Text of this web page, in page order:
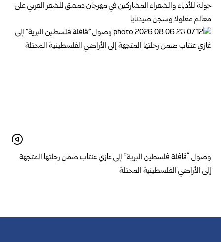
جولة للأدباء والشعراء المشاركين في مهرجان دمشق للشعر العربي على
معالم معلولا وسجن صيدنايا
وصول “قافلة فلسطين البرية” إلى غازي عنتاب ضمن رحلتها المتجهة
إلى الأراضي الفلسطينية المحتلة